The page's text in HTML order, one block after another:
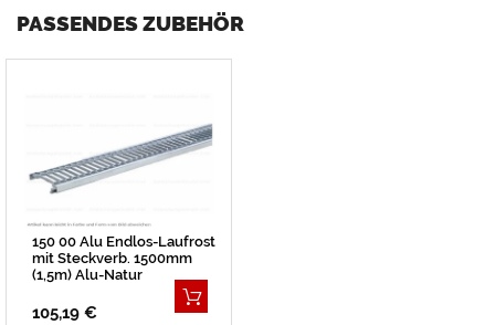
PASSENDES ZUBEHÖR
150 00 Alu Endlos-Laufrost
mit Steckverb. 1500mm
(1,5m) Alu-Natur
105,19 €